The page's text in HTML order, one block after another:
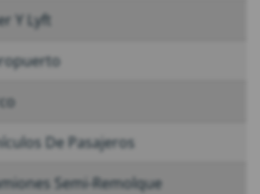
Y Lyft
De Pasajeros
Semi-Remolque